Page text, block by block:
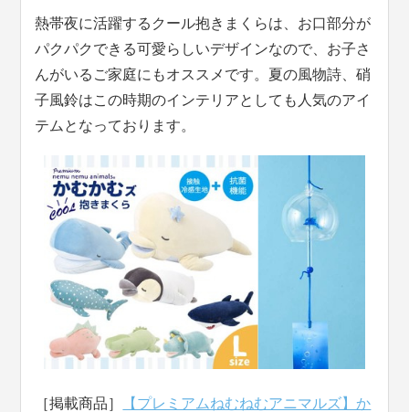
熱帯夜に活躍するクール抱きまくらは、お口部分が
パクパクできる可愛らしいデザインなので、お子さ
んがいるご家庭にもオススメです。夏の風物詩、硝
子風鈴はこの時期のインテリアとしても人気のアイ
テムとなっております。
［掲載商品］
【プレミアムねむねむアニマルズ】か